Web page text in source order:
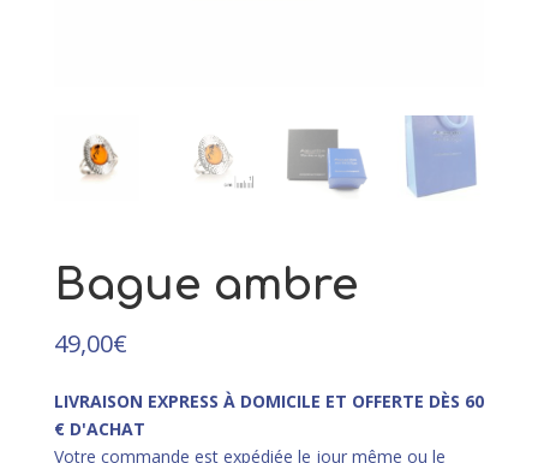
Bague ambre
49,00€
LIVRAISON EXPRESS À DOMICILE ET OFFERTE DÈS 60
€ D'ACHAT
Votre commande est expédiée le jour même ou le